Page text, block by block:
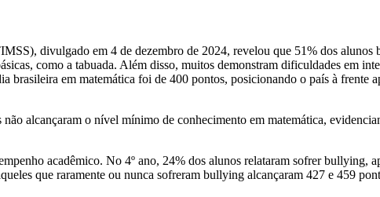
divulgado em 4 de dezembro de 2024, revelou que 51% dos alunos
como a tabuada. Além disso, muitos demonstram dificuldades em
brasileira em matemática foi de 400 pontos, posicionando o país à frente
alcançaram o nível mínimo de conhecimento em matemática,
acadêmico. No 4º ano, 24% dos alunos relataram sofrer bullying,
que raramente ou nunca sofreram bullying alcançaram 427 e 459